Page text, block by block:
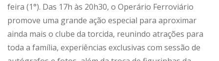
feira (1°). Das 17h às 20h30, o Operário Ferroviário
promove uma grande ação especial para aproximar
ainda mais o clube da torcida, reunindo atrações para
toda a família, experiências exclusivas com sessão de